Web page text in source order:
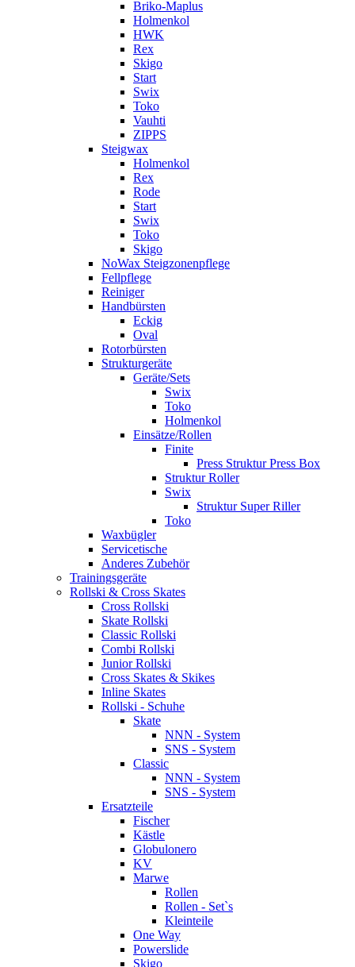
Briko-Maplus
Holmenkol
HWK
Rex
Skigo
Start
Swix
Toko
Vauhti
ZIPPS
Steigwax
Holmenkol
Rex
Rode
Start
Swix
Toko
Skigo
NoWax Steigzonenpflege
Fellpflege
Reiniger
Handbürsten
Eckig
Oval
Rotorbürsten
Strukturgeräte
Geräte/Sets
Swix
Toko
Holmenkol
Einsätze/Rollen
Finite
Press Struktur Press Box
Struktur Roller
Swix
Struktur Super Riller
Toko
Waxbügler
Servicetische
Anderes Zubehör
Trainingsgeräte
Rollski & Cross Skates
Cross Rollski
Skate Rollski
Classic Rollski
Combi Rollski
Junior Rollski
Cross Skates & Skikes
Inline Skates
Rollski - Schuhe
Skate
NNN - System
SNS - System
Classic
NNN - System
SNS - System
Ersatzteile
Fischer
Kästle
Globulonero
KV
Marwe
Rollen
Rollen - Set`s
Kleinteile
One Way
Powerslide
Skigo